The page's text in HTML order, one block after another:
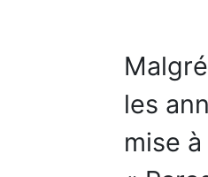
les
mise